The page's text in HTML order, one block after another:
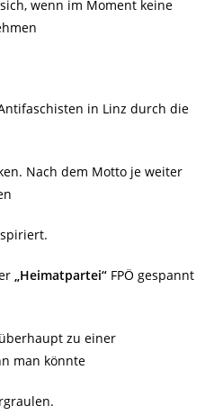
wenn im Moment keine
in Linz durch die
Nach dem Motto je weiter
„Heimatpartei“ FPÖ gespannt
zu einer
man könnte